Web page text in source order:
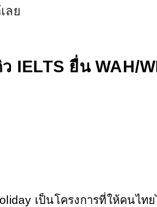
ลย
IELTS ยื่น WAH/
เป็นโครงการที่ให้คนไท